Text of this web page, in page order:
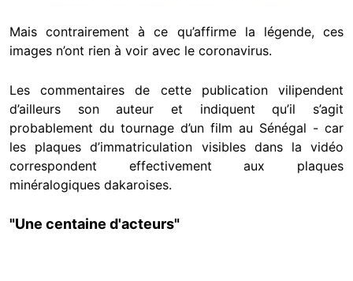
Mais contrairement à ce qu’affirme la légende, ces
images n’ont rien à voir avec le coronavirus.
Les commentaires de cette publication vilipendent
d’ailleurs son auteur et indiquent qu’il s’agit
probablement du tournage d’un film au Sénégal - car
les plaques d’immatriculation visibles dans la vidéo
correspondent effectivement aux plaques
minéralogiques dakaroises.
"Une centaine d'acteurs"